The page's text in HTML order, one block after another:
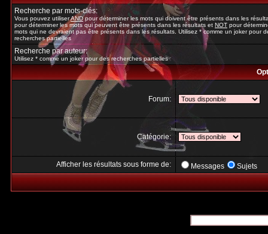
Recherche par mots-clés:
Vous pouvez utiliserANDpour déterminer les mots qui doivent être présents dans les
pour déterminer les mots qui peuvent être présents dans les résultats etNOTpour
mots qui ne devraient pas être présents dans les résultats. Utilisez * comme un joker pour
recherches partielles
Recherche par auteur:
Utilisez * comme un joker pour des recherches partielles
Forum:
Catégorie:
Afficher les résultats sous forme de: Messages Sujets